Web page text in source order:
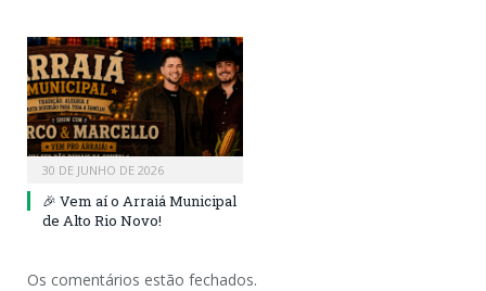
30 DE JUNHO DE 2026
🎉 Vem aí o Arraiá Municipal
de Alto Rio Novo!
Os comentários estão fechados.